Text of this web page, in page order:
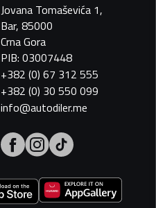
Jovana Tomaševića 1,
Bar, 85000
Crna Gora
PIB: 03007448
+382 (0) 67 312 555
+382 (0) 30 550 099
info@autodiler.me